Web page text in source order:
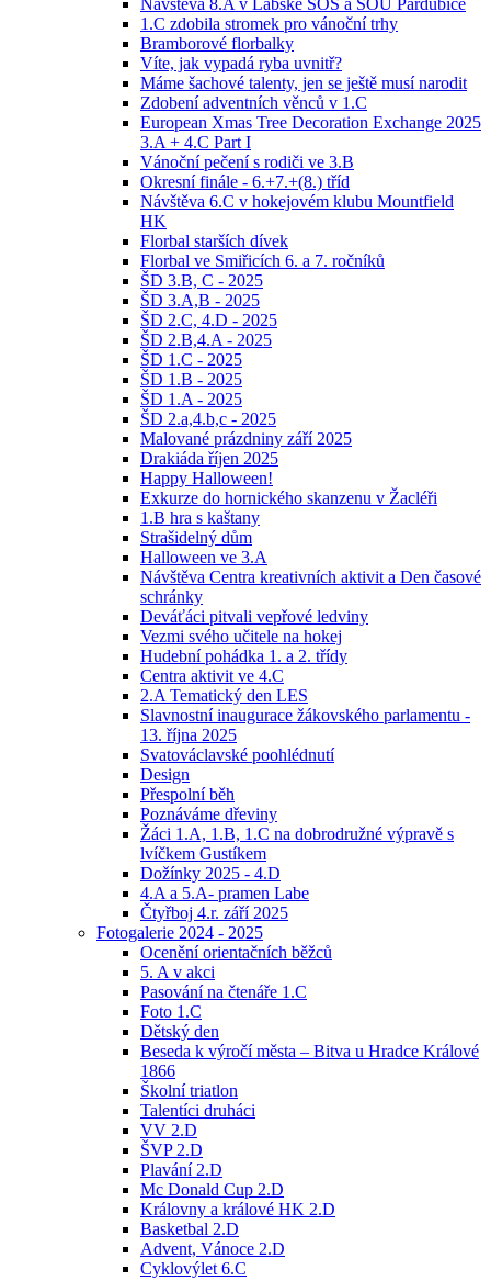
Návštěva 8.A v Labské SOŠ a SOU Pardubice
1.C zdobila stromek pro vánoční trhy
Bramborové florbalky
Víte, jak vypadá ryba uvnitř?
Máme šachové talenty, jen se ještě musí narodit
Zdobení adventních věnců v 1.C
European Xmas Tree Decoration Exchange 2025
3.A + 4.C Part I
Vánoční pečení s rodiči ve 3.B
Okresní finále - 6.+7.+(8.) tříd
Návštěva 6.C v hokejovém klubu Mountfield
HK
Florbal starších dívek
Florbal ve Smiřicích 6. a 7. ročníků
ŠD 3.B, C - 2025
ŠD 3.A,B - 2025
ŠD 2.C, 4.D - 2025
ŠD 2.B,4.A - 2025
ŠD 1.C - 2025
ŠD 1.B - 2025
ŠD 1.A - 2025
ŠD 2.a,4.b,c - 2025
Malované prázdniny září 2025
Drakiáda říjen 2025
Happy Halloween!
Exkurze do hornického skanzenu v Žacléři
1.B hra s kaštany
Strašidelný dům
Halloween ve 3.A
Návštěva Centra kreativních aktivit a Den časové
schránky
Deváťáci pitvali vepřové ledviny
Vezmi svého učitele na hokej
Hudební pohádka 1. a 2. třídy
Centra aktivit ve 4.C
2.A Tematický den LES
Slavnostní inaugurace žákovského parlamentu -
13. října 2025
Svatováclavské poohlédnutí
Design
Přespolní běh
Poznáváme dřeviny
Žáci 1.A, 1.B, 1.C na dobrodružné výpravě s
lvíčkem Gustíkem
Dožínky 2025 - 4.D
4.A a 5.A- pramen Labe
Čtyřboj 4.r. září 2025
Fotogalerie 2024 - 2025
Ocenění orientačních běžců
5. A v akci
Pasování na čtenáře 1.C
Foto 1.C
Dětský den
Beseda k výročí města – Bitva u Hradce Králové
1866
Školní triatlon
Talentíci druháci
VV 2.D
ŠVP 2.D
Plavání 2.D
Mc Donald Cup 2.D
Královny a králové HK 2.D
Basketbal 2.D
Advent, Vánoce 2.D
Cyklovýlet 6.C